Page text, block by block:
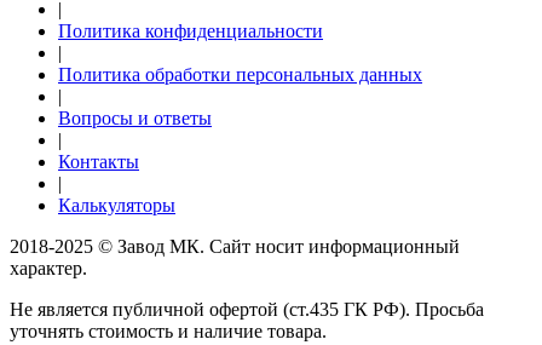
Политика конфиденциальности
Политика обработки персональных данных
Вопросы и ответы
Контакты
Калькуляторы
2018-2025 © Завод МК. Сайт носит информационный
характер.
Не является публичной офертой (ст.435 ГК РФ). Просьба
уточнять стоимость и наличие товара.